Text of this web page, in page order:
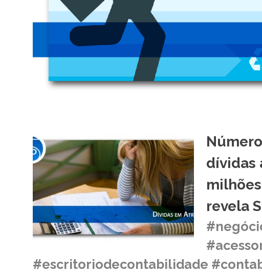
dívidas
revela
#escritoriodecontabilidade